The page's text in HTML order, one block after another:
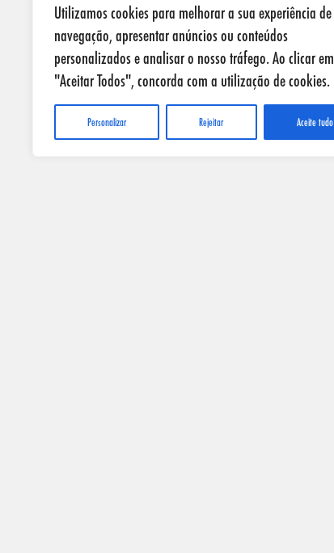
Utilizamos cookies para melhorar a sua experiência de
navegação, apresentar anúncios ou conteúdos
personalizados e analisar o nosso tráfego. Ao clicar em
"Aceitar Todos", concorda com a utilização de cookies.
Personalizar Rejeitar Aceite tudo